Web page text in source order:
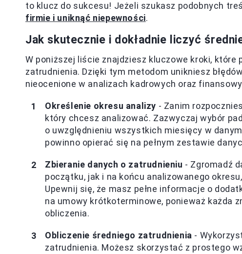
to klucz do sukcesu! Jeżeli szukasz podobnych
firmie i uniknąć niepewności.
Jak skutecznie i dokładnie liczyć
W poniższej liście znajdziesz kluczowe kroki,
zatrudnienia. Dzięki tym metodom unikniesz
nieocenione w analizach kadrowych oraz
Określenie okresu analizy - Zanim
który chcesz analizować. Zazwyczaj wybór
o uwzględnieniu wszystkich miesięcy w
powinno opierać się na pełnym zestawie
Zbieranie danych o zatrudnieniu - Zgromadź
początku, jak i na końcu analizowanego
Upewnij się, że masz pełne informacje o
na umowy krótkoterminowe, ponieważ każda
obliczenia.
Obliczenie średniego zatrudnienia -
zatrudnienia. Możesz skorzystać z prostego